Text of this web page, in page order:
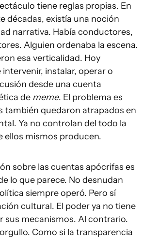
tiene reglas propias. En
décadas, existía una noción
narrativa. Había conductores,
Alguien ordenaba la escena.
esa verticalidad. Hoy
instalar, operar o
desde una cuenta
de meme. El problema es
también quedaron atrapados en
Ya no controlan del todo la
ellos mismos producen.
sobre las cuentas apócrifas es
lo que parece. No desnudan
siempre operó. Pero sí
cultural. El poder ya no tiene
sus mecanismos. Al contrario.
Como si la transparencia